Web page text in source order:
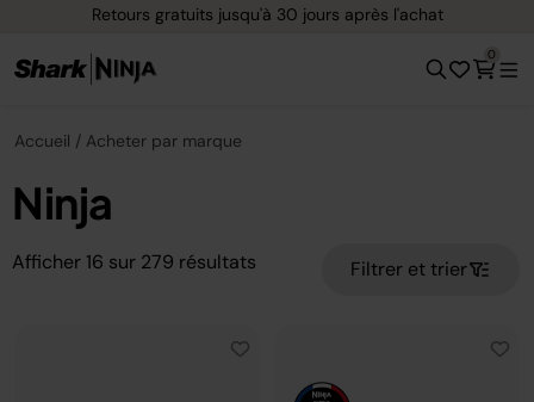
Retours gratuits jusqu'à 30 jours après l'achat
0
Accueil Acheter par marque
Ninja
Afficher 16 sur 279 résultats Filtrer et trier